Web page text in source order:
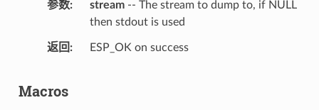
参数 stream-- The stream to dump to, if NULL
then stdout is used
返回 ESP_OK on success
Macros